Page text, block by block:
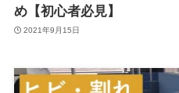
め【初心者必見】
2021年9月15日